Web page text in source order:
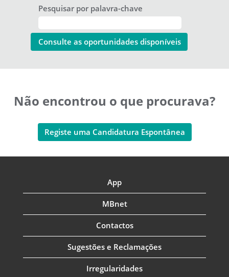
Pesquisar por palavra-chave
Não encontrou o que procurava?
Registe uma Candidatura Espontânea
App
MBnet
Contactos
Sugestões e Reclamações
Irregularidades